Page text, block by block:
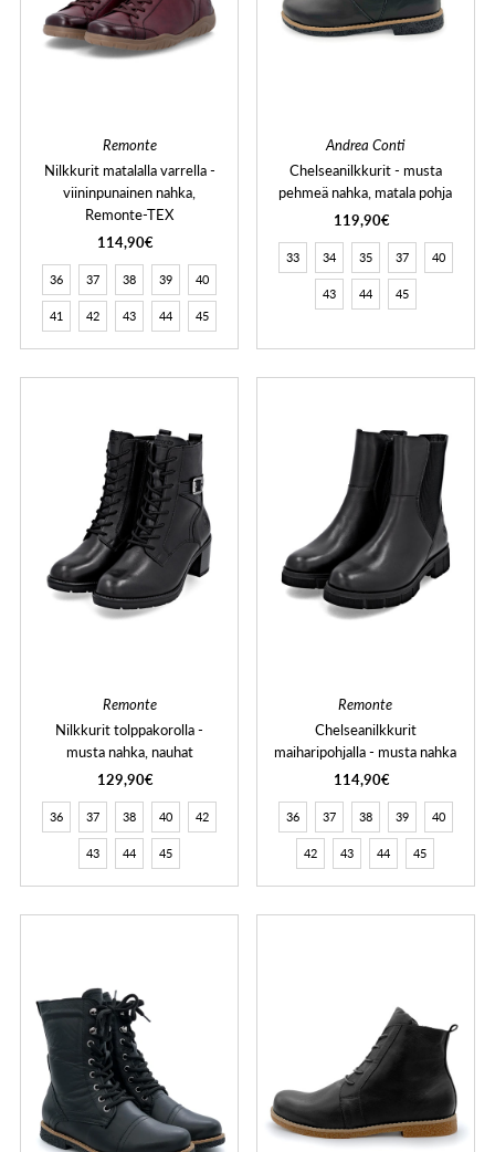
Remonte
Nilkkurit matalalla varrella -
viininpunainen nahka,
Remonte-TEX
114,90€
36 37 38 39 40
41 42 43 44 45
Andrea Conti
Chelseanilkkurit - musta
pehmeä nahka, matala pohja
119,90€
33 34 35 37 40
43 44 45
Remonte
Nilkkurit tolppakorolla -
musta nahka, nauhat
129,90€
36 37 38 40 42
43 44 45
Remonte
Chelseanilkkurit
maiharipohjalla - musta nahka
114,90€
36 37 38 39 40
42 43 44 45